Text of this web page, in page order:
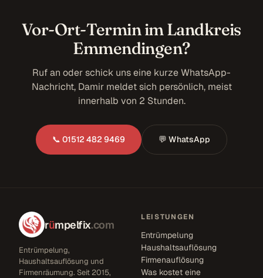
Vor-Ort-Termin im Landkreis
Emmendingen?
Ruf an oder schick uns eine kurze WhatsApp-
Nachricht, Damir meldet sich persönlich, meist
innerhalb von 2 Stunden.
📞 01512 482 9469 💬 WhatsApp
rümpelfix.com
Entrümpelung,
Haushaltsauflösung und
Firmenräumung. Seit 2015,
LEISTUNGEN
Entrümpelung
Haushaltsauflösung
Firmenauflösung
Was kostet eine